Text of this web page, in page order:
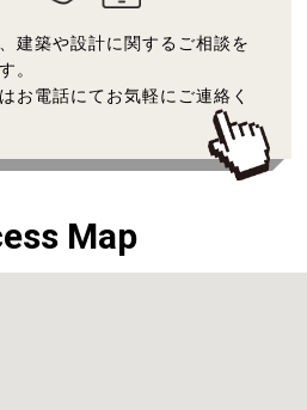
建築や設計に関するご相談を
。
お電話にてお気軽にご連絡く
Map